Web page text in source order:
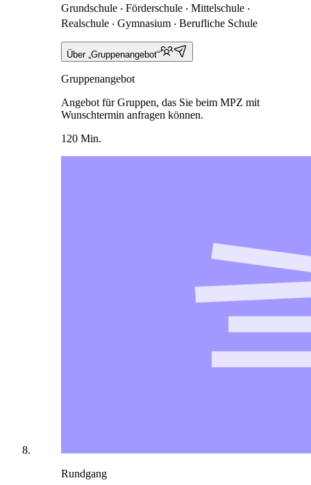
Grundschule ‧ Förderschule ‧ Mittelschule ‧
Realschule ‧ Gymnasium ‧ Berufliche Schule
Über „Gruppenangebot“
Gruppenangebot
Angebot für Gruppen, das Sie beim MPZ mit
Wunschtermin anfragen können.
120 Min.
Rundgang